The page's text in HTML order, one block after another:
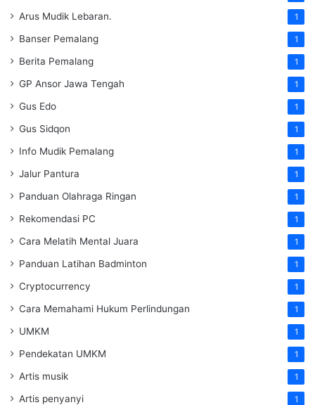
Arus Mudik Lebaran. 1
Banser Pemalang 1
Berita Pemalang 1
GP Ansor Jawa Tengah 1
Gus Edo 1
Gus Sidqon 1
Info Mudik Pemalang 1
Jalur Pantura 1
Panduan Olahraga Ringan 1
Rekomendasi PC 1
Cara Melatih Mental Juara 1
Panduan Latihan Badminton 1
Cryptocurrency 1
Cara Memahami Hukum Perlindungan 1
UMKM 1
Pendekatan UMKM 1
Artis musik 1
Artis penyanyi 1